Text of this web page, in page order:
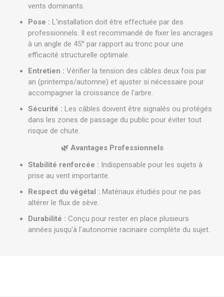
vents dominants.
Pose : L'installation doit être effectuée par des
professionnels. Il est recommandé de fixer les ancrages
à un angle de 45° par rapport au tronc pour une
efficacité structurelle optimale.
Entretien : Vérifier la tension des câbles deux fois par
an (printemps/automne) et ajuster si nécessaire pour
accompagner la croissance de l'arbre.
Sécurité : Les câbles doivent être signalés ou protégés
dans les zones de passage du public pour éviter tout
risque de chute.
🌿 Avantages Professionnels
Stabilité renforcée : Indispensable pour les sujets à
prise au vent importante.
Respect du végétal : Matériaux étudiés pour ne pas
altérer le flux de sève.
Durabilité : Conçu pour rester en place plusieurs
années jusqu'à l'autonomie racinaire complète du sujet.